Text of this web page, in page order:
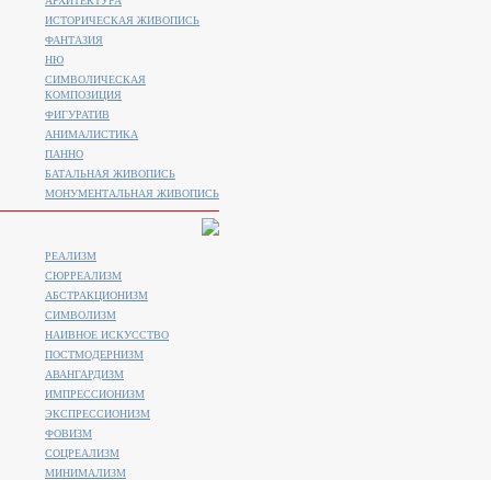
ИСТОРИЧЕСКАЯ ЖИВОПИСЬ
ФАНТАЗИЯ
НЮ
СИМВОЛИЧЕСКАЯ
КОМПОЗИЦИЯ
ФИГУРАТИВ
АНИМАЛИСТИКA
ПАННО
БАТАЛЬНАЯ ЖИВОПИСЬ
МОНУМЕНТАЛЬНАЯ ЖИВОПИСЬ
РЕАЛИЗМ
СЮРРЕАЛИЗМ
АБСТРАКЦИОНИЗМ
СИМВОЛИЗМ
НАИВНОЕ ИСКУССТВО
ПОСТМОДЕРНИЗМ
АВАНГАРДИЗМ
ИМПРЕССИОНИЗМ
ЭКСПРЕССИОНИЗМ
ФОВИЗМ
СОЦРЕАЛИЗМ
МИНИМАЛИЗМ